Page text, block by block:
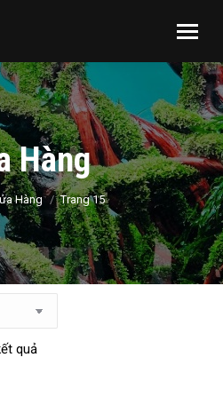
Hàng
Hàng Trang 15
quả